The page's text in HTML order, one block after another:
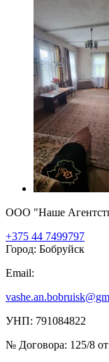
ООО "Наше
+375 44 7499797
Город: Бобруйск
Email:
УНП: 791084822
№ Договора: 125/8 от